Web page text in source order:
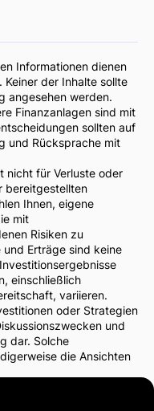
Informationen dienen
der Inhalte sollte
angesehen werden.
Finanzanlagen sind mit
sollten auf
und Rücksprache mit
nicht für Verluste oder
bereitgestellten
Ihnen, eigene
mit
Risiken zu
und Erträge sind keine
einschließlich
variieren.
oder Strategien
und
dar. Solche
die Ansichten
Sie sind